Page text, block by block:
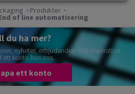
Produkter
of line automatisering
du ha mer?
nyheter, erbjudanden och inspiration
ett konto hos oss.
ett konto